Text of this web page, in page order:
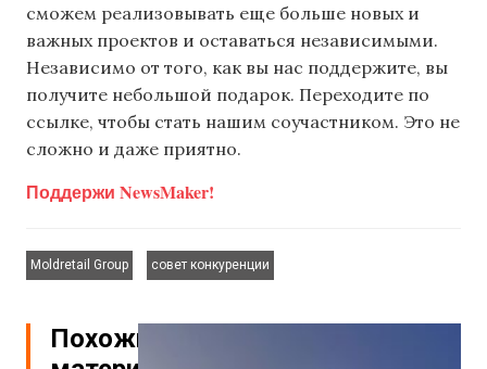
сможем реализовывать еще больше новых и
важных проектов и оставаться независимыми.
Независимо от того, как вы нас поддержите, вы
получите небольшой подарок. Переходите по
ссылке, чтобы стать нашим соучастником. Это не
сложно и даже приятно.
Поддержи NewsMaker!
Moldretail Group
совет конкуренции
Похожие